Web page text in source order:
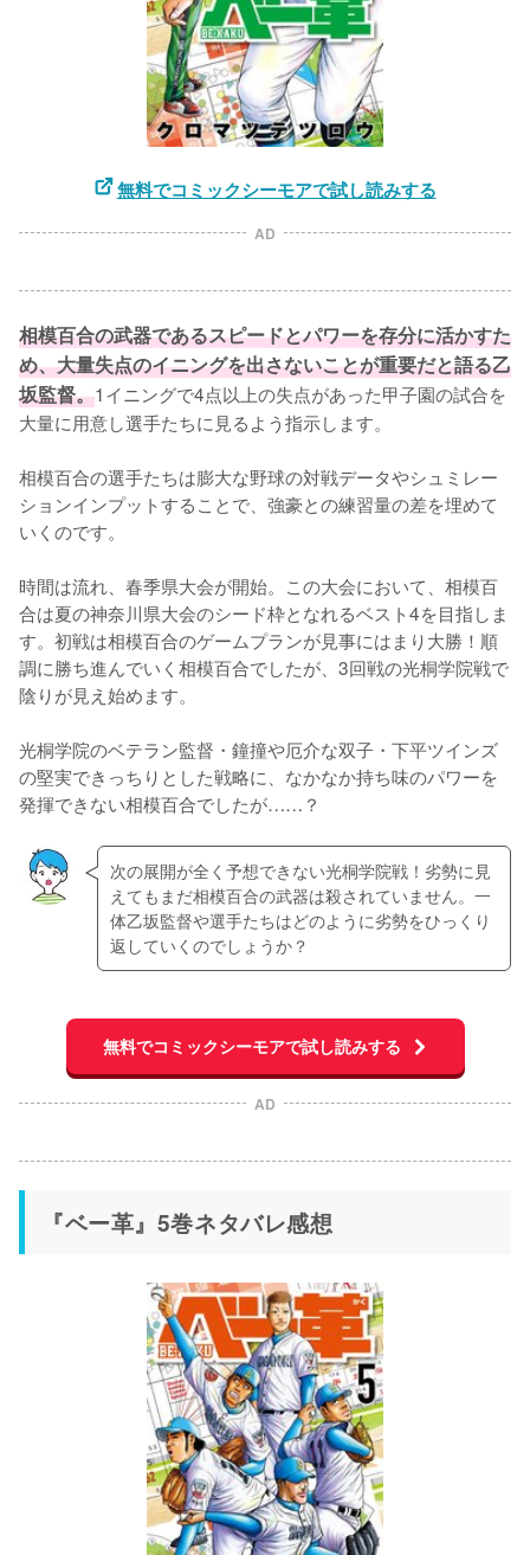
無料でコミックシーモアで試し読みする
AD
相模百合の武器であるスピードとパワーを存分に活かすた
め、大量失点のイニングを出さないことが重要だと語る乙
坂監督。1イニングで4点以上の失点があった甲子園の試合を
大量に用意し選手たちに見るよう指示します。
相模百合の選手たちは膨大な野球の対戦データやシュミレー
ションインプットすることで、強豪との練習量の差を埋めて
いくのです。
時間は流れ、春季県大会が開始。この大会において、相模百
合は夏の神奈川県大会のシード枠となれるベスト4を目指しま
す。初戦は相模百合のゲームプランが見事にはまり大勝！順
調に勝ち進んでいく相模百合でしたが、3回戦の光桐学院戦で
陰りが見え始めます。
光桐学院のベテラン監督・鐘撞や厄介な双子・下平ツインズ
の堅実できっちりとした戦略に、なかなか持ち味のパワーを
発揮できない相模百合でしたが……？
次の展開が全く予想できない光桐学院戦！劣勢に見
えてもまだ相模百合の武器は殺されていません。一
体乙坂監督や選手たちはどのように劣勢をひっくり
返していくのでしょうか？
無料でコミックシーモアで試し読みする
AD
『ベー革』5巻ネタバレ感想